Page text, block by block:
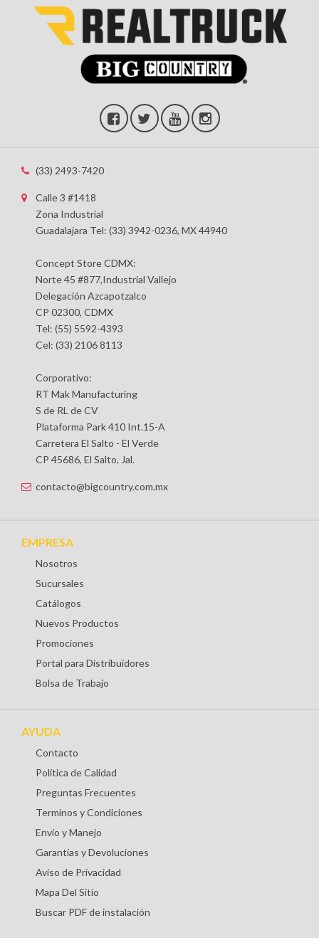
(33) 2493-7420
Calle 3 #1418
Zona Industrial
Guadalajara Tel: (33) 3942-0236, MX 44940
Concept Store CDMX:
Norte 45 #877,Industrial Vallejo
Delegación Azcapotzalco
CP 02300, CDMX
Tel: (55) 5592-4393
Cel: (33) 2106 8113
Corporativo:
RT Mak Manufacturing
S de RL de CV
Plataforma Park 410 Int.15-A
Carretera El Salto - El Verde
CP 45686, El Salto, Jal.
contacto@bigcountry.com.mx
EMPRESA
Nosotros
Sucursales
Catálogos
Nuevos Productos
Promociones
Portal para Distribuidores
Bolsa de Trabajo
AYUDA
Contacto
Política de Calidad
Preguntas Frecuentes
Terminos y Condiciones
Envio y Manejo
Garantías y Devoluciones
Aviso de Privacidad
Mapa Del Sitio
Buscar PDF de instalación